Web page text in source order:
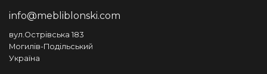
info@mebliblonski.com
вул.Острівська 183
Могилів-Подільський
Україна